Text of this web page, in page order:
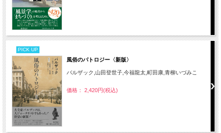
PICK UP
風俗のパトロジー〈新版〉
バルザック,山田登世子,今福龍太,町田康,青柳いづみこ
価格： 2,420円(税込)